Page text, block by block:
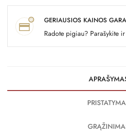
GERIAUSIOS KAINOS
Radote pigiau? Parašykite